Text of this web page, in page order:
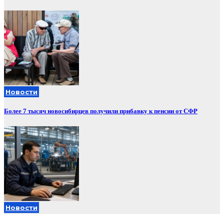
Новости
Более 7 тысяч новосибирцев получили прибавку к пенсии от СФР
Новости